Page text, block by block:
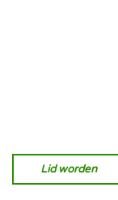
Lid worden